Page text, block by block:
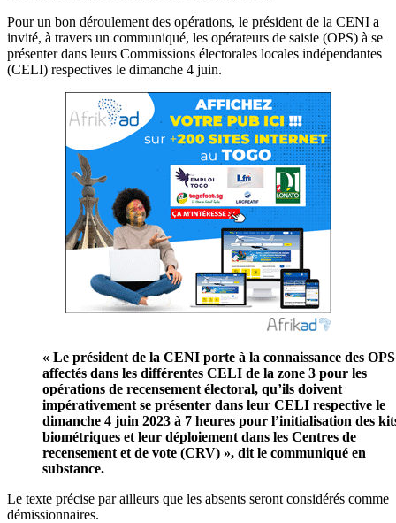
Pour un bon déroulement des opérations, le président de la CENI a
invité, à travers un communiqué, les opérateurs de saisie (OPS) à se
présenter dans leurs Commissions électorales locales indépendantes
(CELI) respectives le dimanche 4 juin.
« Le président de la CENI porte à la connaissance des OPS
affectés dans les différentes CELI de la zone 3 pour les
opérations de recensement électoral, qu’ils doivent
impérativement se présenter dans leur CELI respective le
dimanche 4 juin 2023 à 7 heures pour l’initialisation des
biométriques et leur déploiement dans les Centres de
recensement et de vote (CRV) », dit le communiqué en
substance.
Le texte précise par ailleurs que les absents seront considérés comme
démissionnaires.